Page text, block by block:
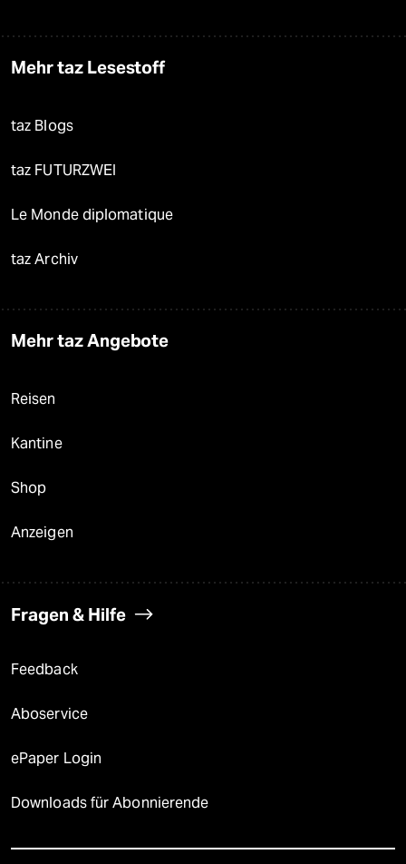
Mehr taz Lesestoff
taz Blogs
taz FUTURZWEI
Le Monde diplomatique
taz Archiv
Mehr taz Angebote
Reisen
Kantine
Shop
Anzeigen
Fragen & Hilfe
Feedback
Aboservice
ePaper Login
Downloads für Abonnierende